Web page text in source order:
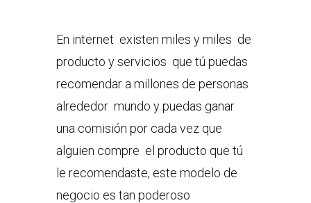
En internet existen miles y miles de
producto y servicios que tú puedas
recomendar a millones de personas
alrededor mundo y puedas ganar
una comisión por cada vez que
alguien compre el producto que tú
le recomendaste, este modelo de
negocio es tan poderoso